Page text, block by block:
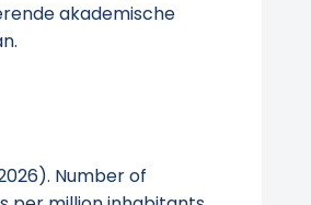
akademische
Number of